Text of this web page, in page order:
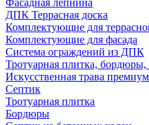
ДПК Террасная доска
Комплектующие для
Комплектующие для фасада
Система ограждений из ДПК
Тротуарная плитка, бордюры,
Искусственная трава премиум
Септик
Тротуарная плитка
Бордюры